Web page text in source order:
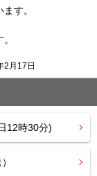
す。
2月17日
12時30分)